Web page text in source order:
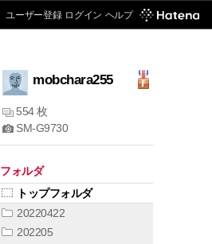
ユーザー登録 ログイン ヘルプ
mobchara255
554 枚
SM-G9730
フォルダ
トップフォルダ
20220422
202205